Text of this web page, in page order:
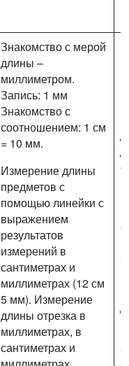
Знакомство с мерой
длины –
миллиметром.
Запись: 1 мм
Знакомство с
соотношением: 1 см
= 10 мм.
Измерение длины
предметов с
помощью линейки с
выражением
результатов
измерений в
сантиметрах и
миллиметрах (12 см
5 мм). Измерение
длины отрезка в
миллиметрах, в
сантиметрах и